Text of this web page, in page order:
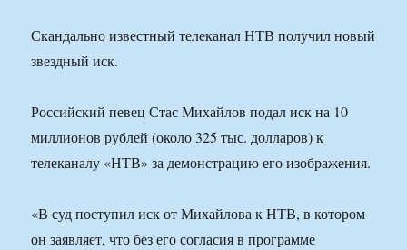
Скандально известный телеканал НТВ получил новый
звездный иск.
Российский певец Стас Михайлов подал иск на 10
миллионов рублей (около 325 тыс. долларов) к
телеканалу «НТВ» за демонстрацию его изображения.
«В суд поступил иск от Михайлова к НТВ, в котором
он заявляет, что без его согласия в программе